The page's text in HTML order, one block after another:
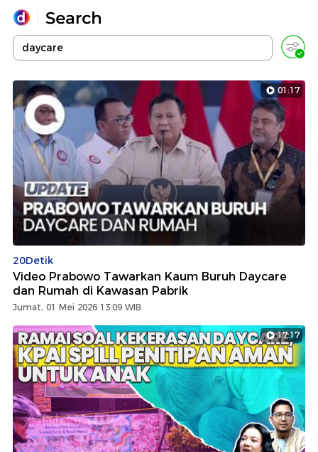
Yang sedang ramai dicari
Loading...
Promoted
Terakhir yang dicari
01:17
20Detik
Video Prabowo Tawarkan Kaum Buruh Daycare
dan Rumah di Kawasan Pabrik
Jumat, 01 Mei 2026 13:09 WIB
17:17